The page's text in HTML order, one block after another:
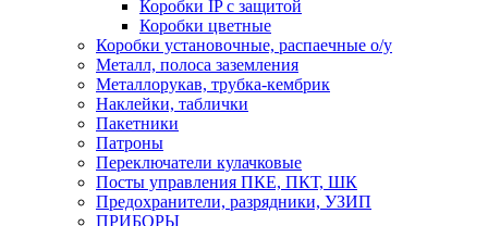
Коробки IP с защитой
Коробки цветные
Коробки установочные, распаечные о/у
Металл, полоса заземления
Металлорукав, трубка-кембрик
Наклейки, таблички
Пакетники
Патроны
Переключатели кулачковые
Посты управления ПКЕ, ПКТ, ШК
Предохранители, разрядники, УЗИП
ПРИБОРЫ